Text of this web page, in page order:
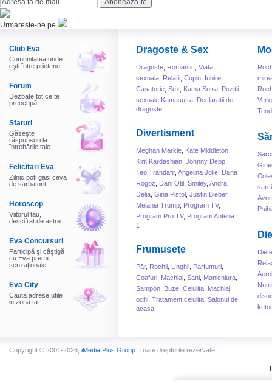
Urmareste-ne pe
Club Eva
Comunitatea unde
eşti între prietene.
Forum
Dezbate tot ce te
preocupă
Sfaturi
Găseşte
răspunsuri la
întrebările tale
Felicitari Eva
Zilnic poti gasi ceva
de sarbatorit.
Horoscop
Viitorul tău,
descifrat de astre
Eva Concursuri
Participă şi câştigă
cu Eva premii
senzaţionale
Eva City
Caută adrese utile
in zona ta
Dragoste & Sex
Dragoste Romantic Viata
sexuala Relatii Cuplu Iubire
Casatorie Sex Kama Sutra Pozitii
sexuale Kamasutra Declaratii de
dragoste
Divertisment
Meghan Markle Kate Middleton
Kim Kardashian Johnny Depp
Teo Trandafir, Angelina Jolie Dana
Rogoz
Dani Otil Smiley, Andra
Delia Gina Pistol Justin Bieber,
Melania Trump Program TV,
Program Pro TV, Program Antena
1
Frumuseţe
Păr, Rochii Unghii Parfumuri
Coafuri Machiaj Sani Manichiura
Sampon Buze Celulita Machiaj
ochi Tratament celulita Salonul de
acasa
Diete
Copyright © 2001-2026, iMedia Plus Group . Toate drepturile rezervate